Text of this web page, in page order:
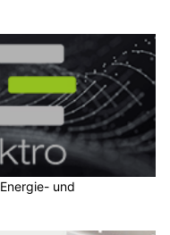
und